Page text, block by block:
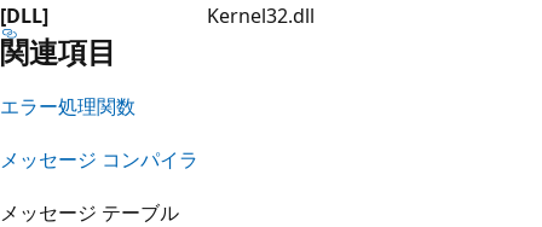
[DLL]
Kernel32.dll
関連項目
エラー処理関数
メッセージ コンパイラ
メッセージ テーブル